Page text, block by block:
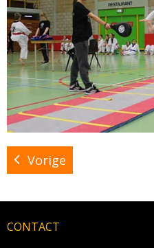
BRAZILIAN JIU JITSU
AGENDA
NIEUWS
CONTACT
PRAKTISCHE
Vorige
CONTACT